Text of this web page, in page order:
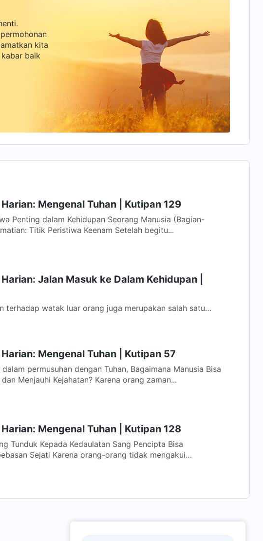
kita
baik
Mengenal Tuhan | Kutipan 129
Penting dalam Kehidupan Seorang Manusia (Bagian-
bagian Pilihan) Kematian: Titik Peristiwa Keenam Setelah begitu...
Jalan Masuk ke Dalam Kehidupan |
terhadap watak luar orang juga merupakan salah satu
Mengenal Tuhan | Kutipan 57
permusuhan dengan Tuhan, Bagaimana Manusia Bisa
Menjauhi Kejahatan? Karena orang zaman...
Mengenal Tuhan | Kutipan 128
Tunduk Kepada Kedaulatan Sang Pencipta Bisa
orang-orang tidak mengakui